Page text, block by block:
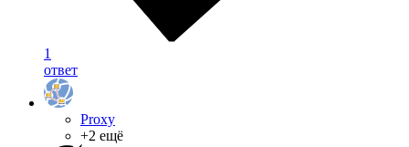
1
ответ
Proxy
+2 ещё